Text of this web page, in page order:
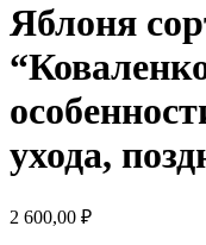
Яблоня
ухода,
2 600,00 ₽